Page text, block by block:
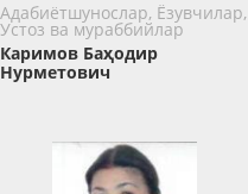
Адабиётшунослар, Ёзувчилар,
Устоз ва мураббийлар
Каримов Баҳодир
Нурметович